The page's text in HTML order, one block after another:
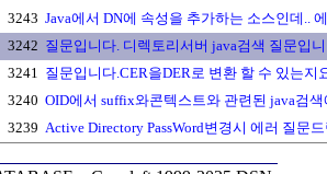
3243 Java에서 DN에 속성을 추가하는 소스인데..
3242 질문입니다. 디렉토리서버 java검색 질문입
3241 질문입니다.CER을DER로 변환 할 수 있는지
3240 OID에서 suffix와콘텍스트와 관련된 java검
3239 Active Directory PassWord변경시 에러 질문